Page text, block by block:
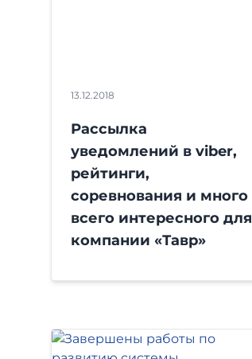
13.12.2018
Рассылка
уведомлений в viber,
рейтинги,
соревнования и много
всего интересного для
компании «Тавр»